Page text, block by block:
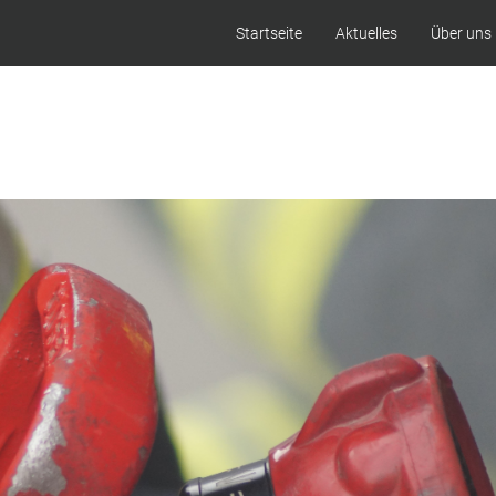
Startseite Aktuelles Über uns